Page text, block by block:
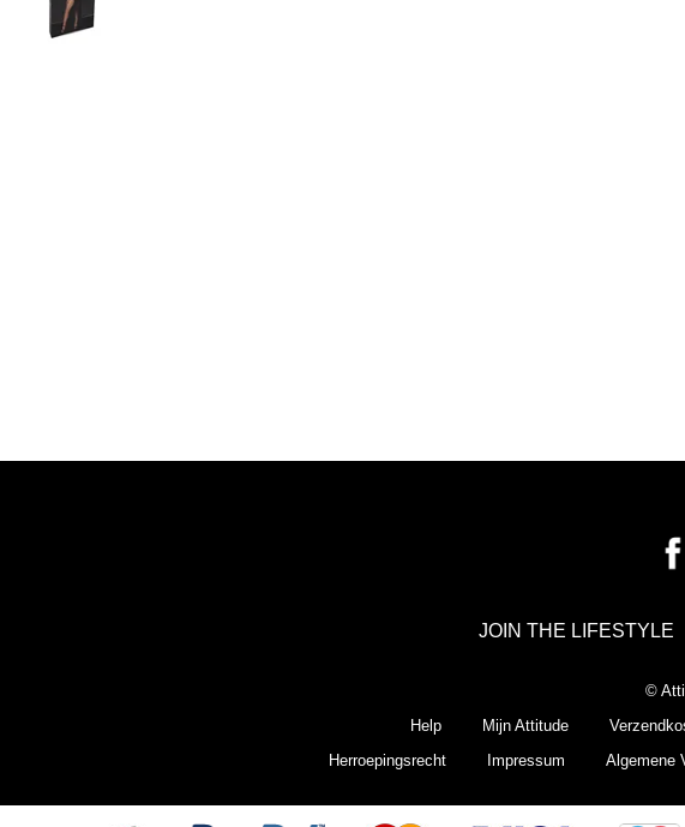
JOIN THE LIFESTYLE
©
Help
Mijn Attitude
Herroepingsrecht
Impressum Algemene